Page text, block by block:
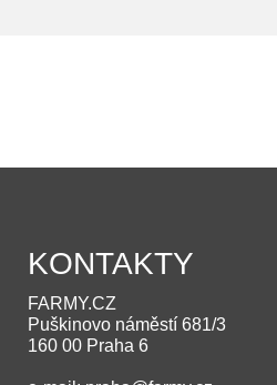
KONTAKTY
FARMY.CZ
Puškinovo náměstí 681/3
160 00 Praha 6